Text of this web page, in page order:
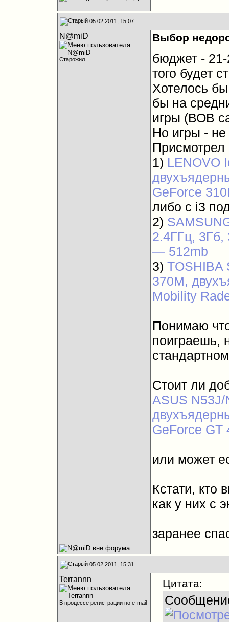
05.02.2011, 15:07
N@miD
Старожил
Выбор
бюджет -
того будет
Хотелось
бы на
игры (ВОВ
Но игры - не
Присмотрел
1) LENOVO
GeForce
либо с i3
2)
2.4ГГц, 3Гб,
— 512mb
3) TOSHIBA
370M,
Mobility
Понимаю
поиграешь,
Стоит ли
ASUS N53J/
GeForce
или может
Кстати, кто
как у них с
заранее
05.02.2011, 15:31
Terrannn
В процессе регистрации по e-mail
Цитата: